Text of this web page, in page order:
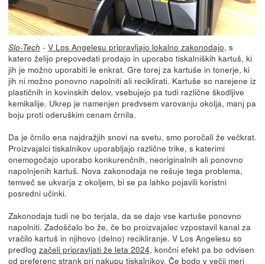
Slo-Tech - V Los Angelesu pripravljajo lokalno zakonodajo, s
katero želijo prepovedati prodajo in uporabo tiskalniških kartuš, ki
jih je možno uporabiti le enkrat. Gre torej za kartuše in tonerje, ki
jih ni možno ponovno napolniti ali reciklirati. Kartuše so narejene iz
plastičnih in kovinskih delov, vsebujejo pa tudi različne škodljive
kemikalije. Ukrep je namenjen predvsem varovanju okolja, manj pa
boju proti oderuškim cenam črnila.
Da je črnilo ena najdražjih snovi na svetu, smo poročali že večkrat.
Proizvajalci tiskalnikov uporabljajo različne trike, s katerimi
onemogočajo uporabo konkurenčnih, neoriginalnih ali ponovno
napolnjenih kartuš. Nova zakonodaja ne rešuje tega problema,
temveč se ukvarja z okoljem, bi se pa lahko pojavili koristni
posredni učinki.
Zakonodaja tudi ne bo terjala, da se dajo vse kartuše ponovno
napolniti. Zadoščalo bo že, če bo proizvajalec vzpostavil kanal za
vračilo kartuš in njihovo (delno) recikliranje. V Los Angelesu so
predlog začeli pripravljati že leta 2024, končni efekt pa bo odvisen
od preferenc strank pri nakupu tiskalnikov. Če bodo v večji meri